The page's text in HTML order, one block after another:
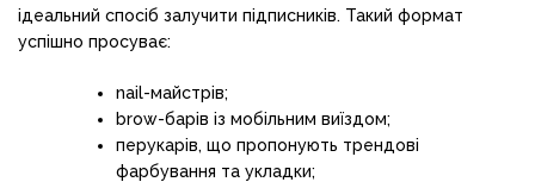
ідеальний спосіб залучити підписників. Такий формат
успішно просуває:
nail-майстрів;
brow-барів із мобільним виїздом;
перукарів, що пропонують трендові
фарбування та укладки;